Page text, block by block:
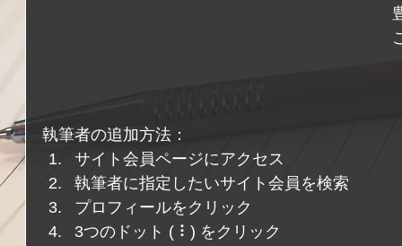
執筆者の追加方法：
サイト会員ページにアクセス
執筆者に指定したいサイト会員を検索
プロフィールをクリック
3つのドット ( ⠇) をクリック